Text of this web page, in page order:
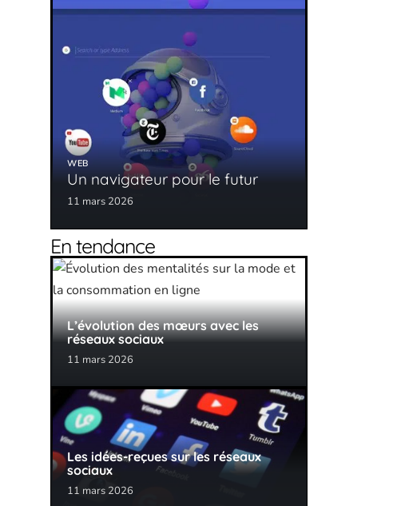
WEB
Un navigateur pour le futur
11 mars 2026
En tendance
L’évolution des mœurs avec les
réseaux sociaux
11 mars 2026
Les idées-reçues sur les réseaux
sociaux
11 mars 2026